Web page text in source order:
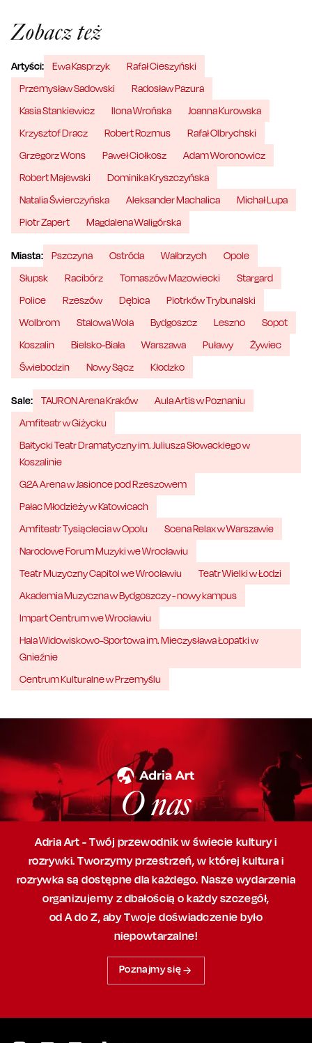
Zobacz też
Artyści: Ewa Kasprzyk
Rafał Cieszyński
Przemysław Sadowski
Radosław Pazura
Kasia Stankiewicz
Ilona Wrońska
Joanna Kurowska
Krzysztof Dracz
Robert Rozmus
Rafał Olbrychski
Grzegorz Wons
Paweł Ciołkosz
Adam Woronowicz
Robert Majewski
Dominika Kryszczyńska
Natalia Świerczyńska
Aleksander Machalica
Michał Lupa
Piotr Zapert
Magdalena Waligórska
Miasta: Pszczyna Ostróda Wałbrzych
Opole
Słupsk
Racibórz Tomaszów Mazowiecki
Stargard
Police
Rzeszów Dębica
Piotrków Trybunalski
Wolbrom
Stalowa Wola Bydgoszcz Leszno
Sopot
Koszalin
Bielsko-Biała Warszawa Puławy
Żywiec
Świebodzin
Nowy Sącz Kłodzko
Sale: TAURON Arena Kraków
Aula Artis w Poznaniu
Amfiteatr w Giżycku
Bałtycki Teatr Dramatyczny im. Juliusza Słowackiego w
Koszalinie
G2A Arena w Jasionce pod Rzeszowem
Pałac Młodzieży w Katowicach
Amfiteatr Tysiąclecia w Opolu
Scena Relax w Warszawie
Narodowe Forum Muzyki we Wrocławiu
Teatr Muzyczny Capitol we Wrocławiu
Teatr Wielki w Łodzi
Akademia Muzyczna w Bydgoszczy - nowy kampus
Impart Centrum we Wrocławiu
Hala Widowiskowo-Sportowa im. Mieczysława Łopatki w
Gnieźnie
Centrum Kulturalne w Przemyślu
O nas
Adria Art - Twój przewodnik w świecie kultury i
rozrywki. Tworzymy przestrzeń,w której kultura i
rozrywka są dostępne dla każdego. Nasze wydarzenia
organizujemy z dbałością o każdy szczegół,
od A do Z, abyTwoje doświadczenie było
niepowtarzalne!
Poznajmy się